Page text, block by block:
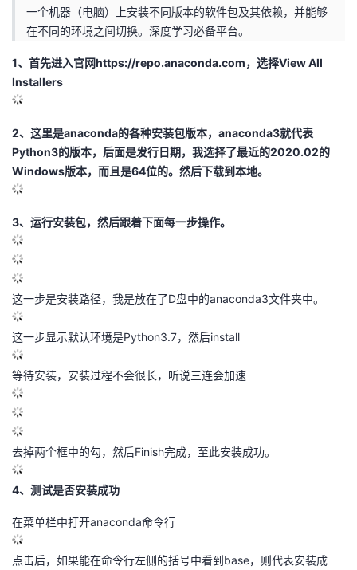
发
者
的
客
我
论
的
子
我
直
播
的
活
动
我
的
关
开
发
者
学
堂
我
课
程
的
认
证
我
的
实
我
的
藏
的
Programs
我
的
支
持
我
的
术
支
持
我
云
声
建
一个机器（电脑）上安装不同版本的软件包及其依赖，并能够
在不同的环境之间切换。深度学习必备平台。
1、首先进入官网https://repo.anaconda.com，选择View All
Installers
2、这里是anaconda的各种安装包版本，anaconda3就代表
Python3的版本，后面是发行日期，我选择了最近的2020.02的
Windows版本，而且是64位的。然后下载到本地。
3、运行安装包，然后跟着下面每一步操作。
这一步是安装路径，我是放在了D盘中的anaconda3文件夹中。
这一步显示默认环境是Python3.7，然后install
等待安装，安装过程不会很长，听说三连会加速
去掉两个框中的勾，然后Finish完成，至此安装成功。
4、测试是否安装成功
在菜单栏中打开anaconda命令行
点击后，如果能在命令行左侧的括号中看到base，则代表安装成